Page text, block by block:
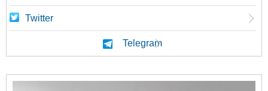
Twitter
Telegram